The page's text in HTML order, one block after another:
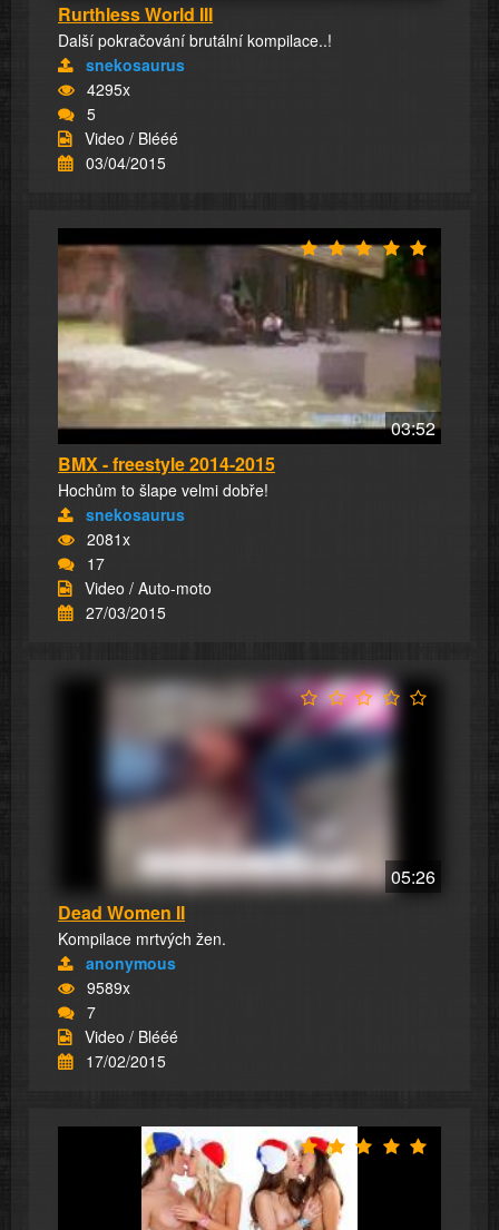
Rurthless World III
Další pokračování brutální kompilace..!
snekosaurus
4295x
5
Video / Blééé
03/04/2015
03:52
BMX - freestyle 2014-2015
Hochům to šlape velmi dobře!
snekosaurus
2081x
17
Video / Auto-moto
27/03/2015
05:26
Dead Women II
Kompilace mrtvých žen.
anonymous
9589x
7
Video / Blééé
17/02/2015